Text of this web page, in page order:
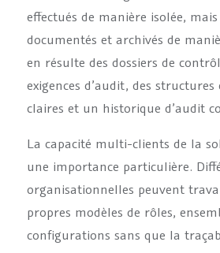
effectués de manière isolée,
documentés et archivés de
en résulte des dossiers de
exigences d’audit, des
claires et un historique d’audit
La capacité multi-clients de la
une importance particulière.
organisationnelles peuvent
propres modèles de rôles,
configurations sans que la